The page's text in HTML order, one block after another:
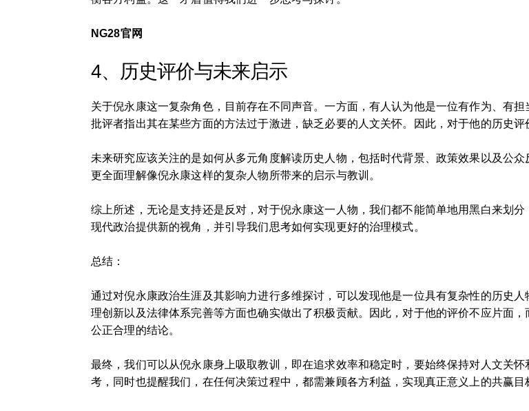
NG28官网
4、历史评价与未来启示
关于倪永康这一复杂角色，目前存在不同声音。一方面，有人认为他是一位有作为、有
批评者指出其在某些方面的方法过于激进，缺乏必要的人文关怀。因此，对于他的历史
未来研究应该关注的是如何从多元角度解读历史人物，包括时代背景、政策效果以及公
更全面理解像倪永康这样的复杂人物所带来的启示与教训。
综上所述，无论是支持还是反对，对于倪永康这一人物，我们都不能简单地用黑白来划
现代政治提供新的视角，并引导我们思考如何实现更好的治理模式。
总结：
通过对倪永康政治生涯及其影响力进行多维探讨，可以发现他是一位具有复杂性的历史
理创新以及法律体系完善等方面也确实做出了积极贡献。因此，对于他的评价不应片面
公正合理的结论。
最终，我们可以从倪永康身上吸取教训，即在追求效率和稳定时，要始终保持对人文关
考，同时也提醒我们，在任何决策过程中，都需兼顾各方利益，实现真正意义上的共赢目